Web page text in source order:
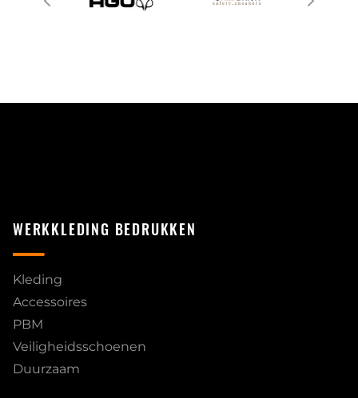
WERKKLEDING BEDRUKKEN
Kleding
Accessoires
PBM
Veiligheidsschoenen
Duurzaam